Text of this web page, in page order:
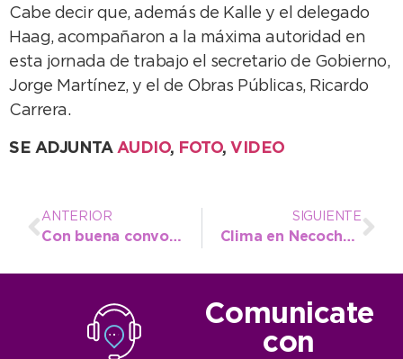
Cabe decir que, además de Kalle y el delegado
Haag, acompañaron a la máxima autoridad en
esta jornada de trabajo el secretario de Gobierno,
Jorge Martínez, y el de Obras Públicas, Ricardo
Carrera.
SE ADJUNTA AUDIO, FOTO, VIDEO
ANTERIOR
Con buena convocatoria y mejores resultados, se llevó a cabo la jornada de limpieza de playas
SIGUIENTE
Clima en Necochea: cielo nublado y bastante frío para este martes
Comunicate
con